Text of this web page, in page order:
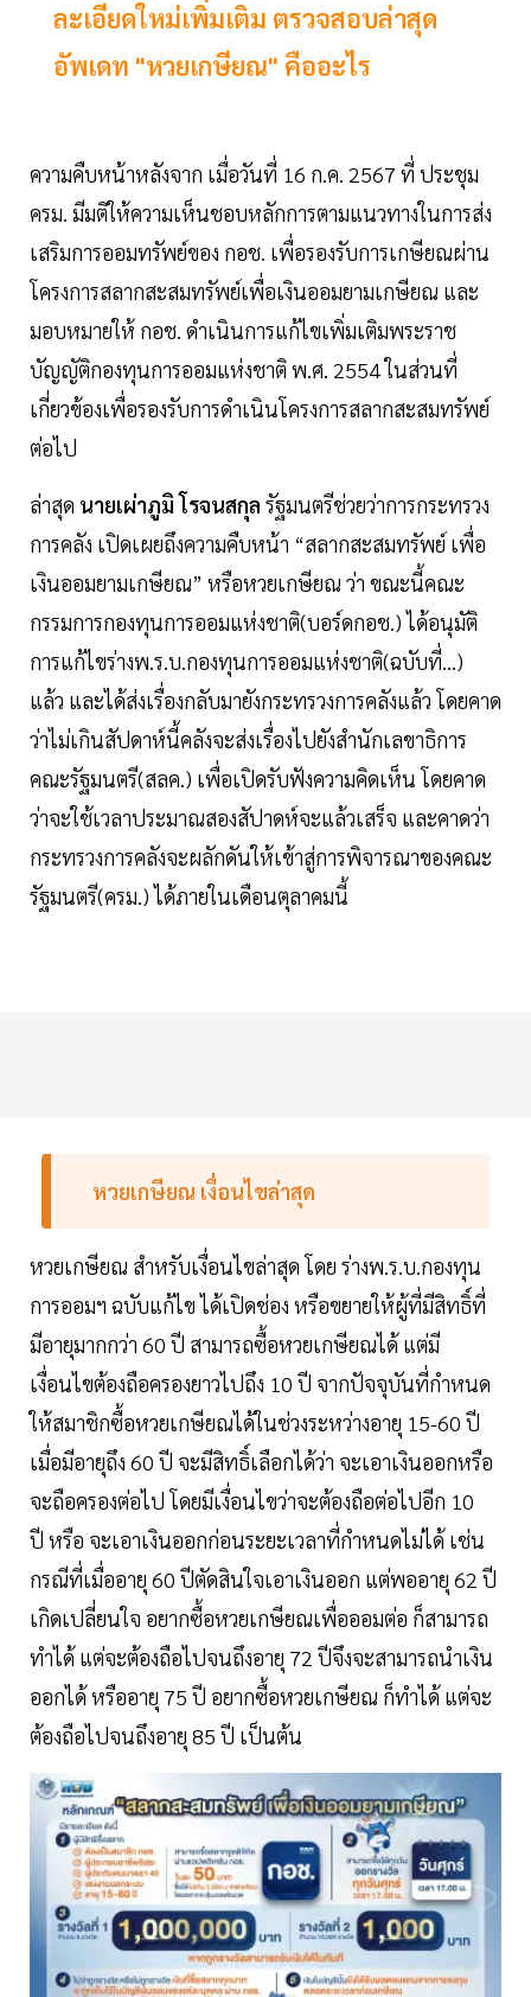
ละเอียดใหม่เพิ่มเติม ตรวจสอบล่าสุด
อัพเดท "หวยเกษียณ" คืออะไร
ความคืบหน้าหลังจาก เมื่อวันที่ 16 ก.ค. 2567 ที่ ประชุม
ครม. มีมติให้ความเห็นชอบหลักการตามแนวทางในการส่ง
เสริมการออมทรัพย์ของ กอช. เพื่อรองรับการเกษียณผ่าน
โครงการสลากสะสมทรัพย์เพื่อเงินออมยามเกษียณ และ
มอบหมายให้ กอช. ดำเนินการแก้ไขเพิ่มเติมพระราช
บัญญัติกองทุนการออมแห่งชาติ พ.ศ. 2554 ในส่วนที่
เกี่ยวข้องเพื่อรองรับการดำเนินโครงการสลากสะสมทรัพย์
ต่อไป
ล่าสุด นายเผ่าภูมิ โรจนสกุล รัฐมนตรีช่วยว่าการกระทรวง
การคลัง เปิดเผยถึงความคืบหน้า “สลากสะสมทรัพย์ เพื่อ
เงินออมยามเกษียณ” หรือหวยเกษียณ ว่า ขณะนี้คณะ
กรรมการกองทุนการออมแห่งชาติ(บอร์ดกอช.) ได้อนุมัติ
การแก้ไขร่างพ.ร.บ.กองทุนการออมแห่งชาติ(ฉบับที่...)
แล้ว และได้ส่งเรื่องกลับมายังกระทรวงการคลังแล้ว โดยคาด
ว่าไม่เกินสัปดาห์นี้คลังจะส่งเรื่องไปยังสำนักเลขาธิการ
คณะรัฐมนตรี(สลค.) เพื่อเปิดรับฟังความคิดเห็น โดยคาด
ว่าจะใช้เวลาประมาณสองสัปาดห์จะแล้วเสร็จ และคาดว่า
กระทรวงการคลังจะผลักดันให้เข้าสู่การพิจารณาของคณะ
รัฐมนตรี(ครม.) ได้ภายในเดือนตุลาคมนี้
หวยเกษียณ เงื่อนไขล่าสุด
หวยเกษียณ สำหรับเงื่อนไขล่าสุด โดย ร่างพ.ร.บ.กองทุน
การออมฯ ฉบับแก้ไข ได้เปิดช่อง หรือขยายให้ผู้ที่มีสิทธิ์ที่
มีอายุมากกว่า 60 ปี สามารถซื้อหวยเกษียณได้ แต่มี
เงื่อนไขต้องถือครองยาวไปถึง 10 ปี จากปัจจุบันที่กำหนด
ให้สมาชิกซื้อหวยเกษียณได้ในช่วงระหว่างอายุ 15-60 ปี
เมื่อมีอายุถึง 60 ปี จะมีสิทธิ์เลือกได้ว่า จะเอาเงินออกหรือ
จะถือครองต่อไป โดยมีเงื่อนไขว่าจะต้องถือต่อไปอีก 10
ปี หรือ จะเอาเงินออกก่อนระยะเวลาที่กำหนดไม่ได้ เช่น
กรณีที่เมื่ออายุ 60 ปีตัดสินใจเอาเงินออก แต่พออายุ 62 ปี
เกิดเปลี่ยนใจ อยากซื้อหวยเกษียณเพื่อออมต่อ ก็สามารถ
ทำได้ แต่จะต้องถือไปจนถึงอายุ 72 ปีจึงจะสามารถนำเงิน
ออกได้ หรืออายุ 75 ปี อยากซื้อหวยเกษียณ ก็ทำได้ แต่จะ
ต้องถือไปจนถึงอายุ 85 ปี เป็นต้น